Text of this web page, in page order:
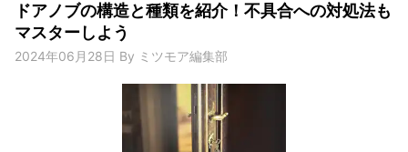
ドアノブの構造と種類を紹介！不具合への対処法も
マスターしよう
2024年06月28日 By ミツモア編集部